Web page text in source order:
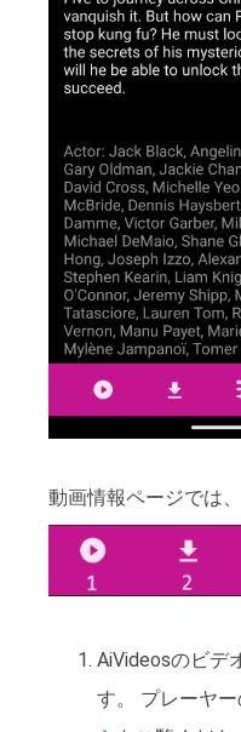
動画情報ページでは
AiVideosのビデ
す。 プレーヤー